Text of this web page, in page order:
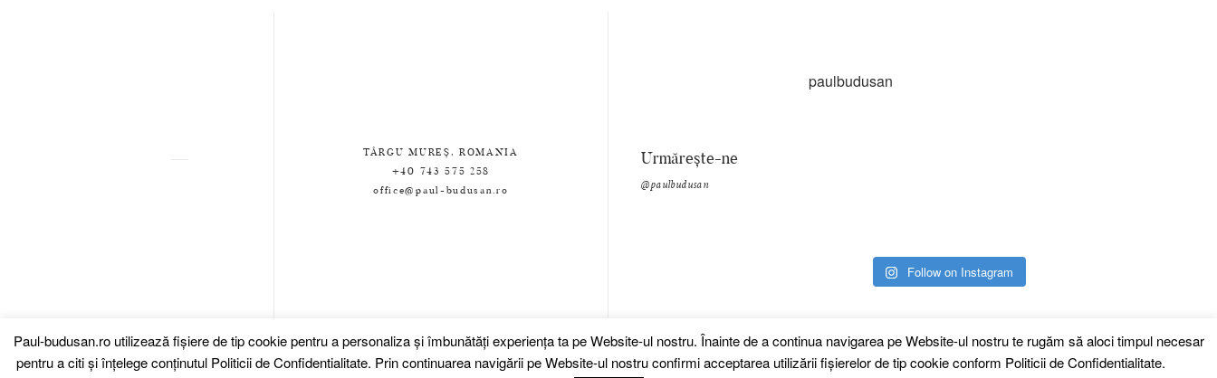
TÂRGU MUREȘ, ROMANIA
+40 743 575 258
office@paul-budusan.ro
Urmărește-ne
@paulbudusan
paulbudusan
Follow on Instagram
Paul-budusan.ro utilizează fişiere de tip cookie pentru a personaliza și îmbunătăți experiența ta pe Website-ul nostru. Înainte de a continua navigarea pe Website-ul nostru te rugăm să aloci timpul necesar
pentru a citi și înțelege conținutul Politicii de Confidentialitate. Prin continuarea navigării pe Website-ul nostru confirmi acceptarea utilizării fişierelor de tip cookie conform Politicii de Confidentialitate.